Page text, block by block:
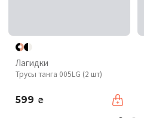
Лагидки
Трусы танга 005LG (2 шт)
599 ₴